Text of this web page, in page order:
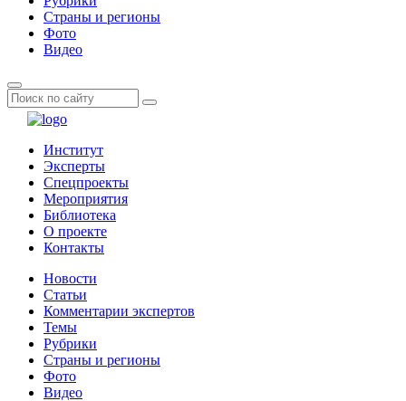
Страны и регионы
Фото
Видео
Институт
Эксперты
Спецпроекты
Мероприятия
Библиотека
О проекте
Контакты
Новости
Статьи
Комментарии экспертов
Темы
Рубрики
Страны и регионы
Фото
Видео